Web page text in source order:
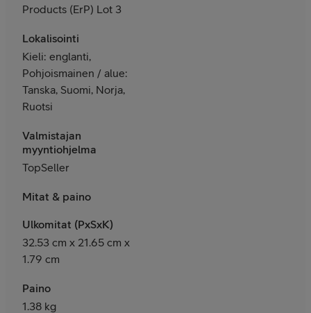
Products (ErP) Lot 3
Lokalisointi
Kieli: englanti,
Pohjoismainen / alue:
Tanska, Suomi, Norja,
Ruotsi
Valmistajan
myyntiohjelma
TopSeller
Mitat & paino
Ulkomitat (PxSxK)
32.53 cm x 21.65 cm x
1.79 cm
Paino
1.38 kg